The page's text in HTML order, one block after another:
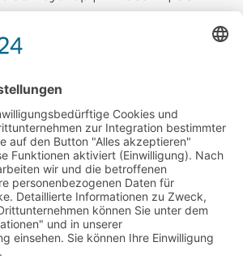
35
Erich Roiser GmbH